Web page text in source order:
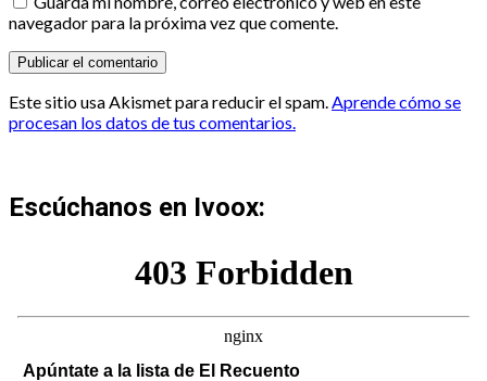
navegador para la próxima vez que comente.
Este sitio usa Akismet para reducir el spam.Aprende cómo se
procesan los datos de tus comentarios.
Escúchanos en Ivoox:
Apúntate a la lista de El Recuento